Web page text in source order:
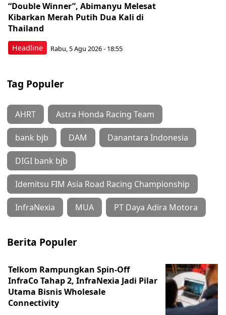
Headline
“Double Winner”, Abimanyu Melesat
Kibarkan Merah Putih Dua Kali di
Thailand
Rabu, 5 Agu 2026 - 18:55
Tag Populer
AHRT Astra Honda Racing Team
bank bjb DAM Danantara Indonesia
DIGI bank bjb
Idemitsu FIM Asia Road Racing Championship
InfraNexia MUA PT Daya Adira Motora
Berita Populer
Telkom Rampungkan Spin-Off
InfraCo Tahap 2, InfraNexia Jadi Pilar
Utama Bisnis Wholesale
Connectivity